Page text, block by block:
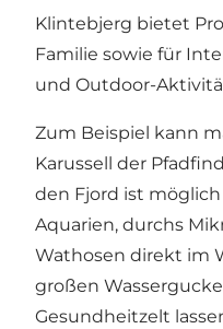
Klintebjerg bietet
Familie sowie für
und Outdoor-
Zum Beispiel kann
Karussell der
den Fjord ist
Aquarien, durchs
Wathosen direkt im
großen
Gesundheitzelt